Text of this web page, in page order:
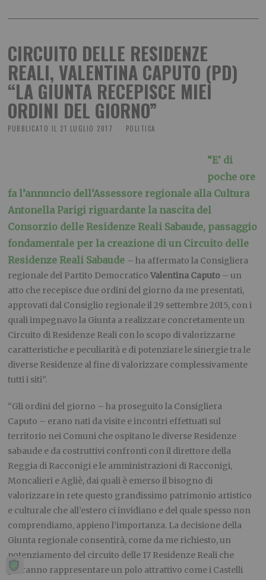
CIRCUITO DELLE RESIDENZE
REALI, VALENTINA CAPUTO (PD)
“LA GIUNTA RECEPISCE MIEI
ORDINI DEL GIORNO”
PUBBLICATO IL 21 LUGLIO 2017 POLITICA
“E’ di
poche ore
fa l’annuncio dell’Assessore regionale alla Cultura
Antonella Parigi riguardante la nascita del
Consorzio delle Residenze Reali Sabaude, passaggio
fondamentale per la creazione di un Circuito delle
Residenze Reali Sabaude – ha affermato la Consigliera
regionale del Partito DemocraticoValentina Caputo – un
atto che recepisce due ordini del giorno da me presentati,
approvati dal Consiglio regionale il 29 settembre 2015, con i
quali impegnavo la Giunta a realizzare concretamente un
Circuito di Residenze Reali con lo scopo di valorizzarne
caratteristiche e peculiarità e di potenziare le sinergie tra le
diverse Residenze al fine di valorizzare complessivamente
tutti i siti”.
“Gli ordini del giorno – ha proseguito la Consigliera
Caputo – erano nati da visite e incontri effettuati sul
territorio nei Comuni che ospitano le diverse Residenze
sabaude e da costruttivi confronti con il direttore della
Reggia di Racconigi e le amministrazioni di Racconigi,
Moncalieri e Agliè, dai quali è emerso il bisogno di
valorizzare in rete questo grandissimo patrimonio artistico
e culturale che all’estero ci invidiano e del quale spesso non
comprendiamo, appieno l’importanza. La decisione della
Giunta regionale consentirà, come da me richiesto, un
potenziamento del circuito delle 17 Residenze Reali che
potranno rappresentare un polo attrattivo come i Castelli